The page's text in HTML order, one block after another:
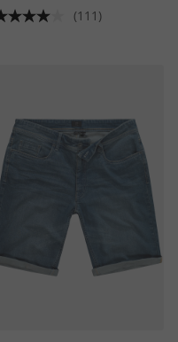
(111)